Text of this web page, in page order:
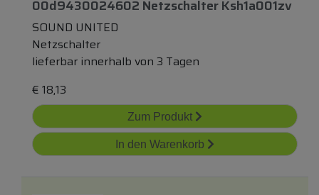
00d9430024602 Netzschalter Ksh1a001zv
SOUND UNITED
Netzschalter
lieferbar innerhalb von 3 Tagen
€ 18,13
Zum Produkt
In den Warenkorb